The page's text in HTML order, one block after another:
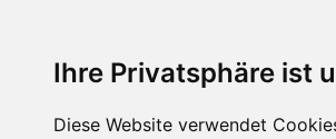
Ihre Privatsphäre ist
Diese Website verwendet